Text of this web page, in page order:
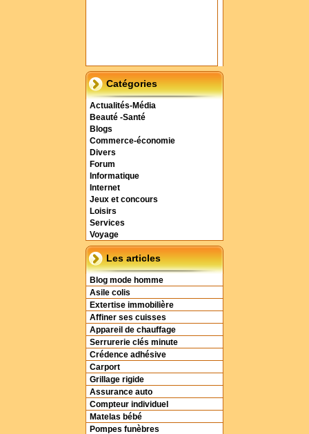
Catégories
Actualités-Média
Beauté -Santé
Blogs
Commerce-économie
Divers
Forum
Informatique
Internet
Jeux et concours
Loisirs
Services
Voyage
Les articles
Blog mode homme
Asile colis
Extertise immobilière
Affiner ses cuisses
Appareil de chauffage
Serrurerie clés minute
Crédence adhésive
Carport
Grillage rigide
Assurance auto
Compteur individuel
Matelas bébé
Pompes funèbres